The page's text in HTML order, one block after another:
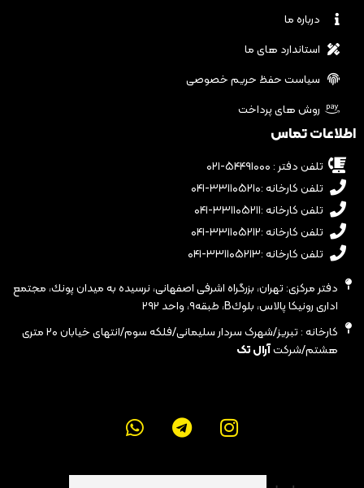
درباره ما
استاندارد های ما
سیاست حفظ حریم خصوصی
روش های پرداخت
اطلاعات تماس
تلفن دفتر : ۵۴۴۹۱۰۰۰-۰۲۱
تلفن کارخانه :۳۳۱۱۰۵۲۱۰-۰۴۱
تلفن کارخانه :۳۳۱۱۰۵۲۱۱-۰۴۱
تلفن کارخانه :۳۳۱۱۰۵۲۱۲-۰۴۱
تلفن کارخانه :۳۳۱۱۰۵۲۱۳-۰۴۱
دفتر مرکزی: تهران، بزرگراه اشرفى اصفهانى، نرسيده به ميدان پونك، مجتمع
ادارى رونيكا پالاس، بلوكB، طبقه٩، واحد ٢٩٢
کارخانه : تبریز/شهرک سردار سلیمانی/فلکه سوم/انتهای خیابان ۲۰ متری
هشتم/شرکتآرال تک